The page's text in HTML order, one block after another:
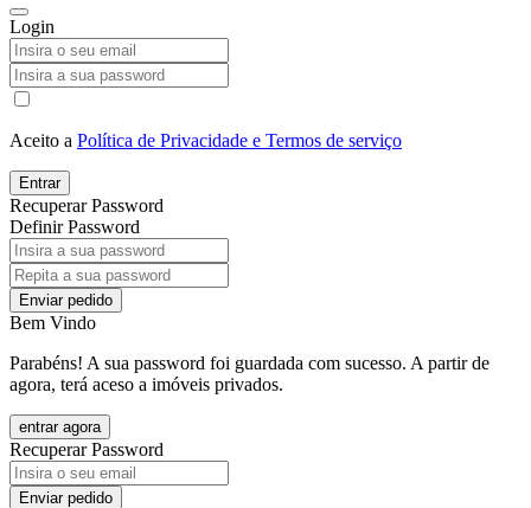
Login
Aceito a Política de Privacidade e Termos de serviço
Entrar
Recuperar Password
Definir Password
Enviar pedido
Bem Vindo
Parabéns! A sua password foi guardada com sucesso. A partir de
agora, terá aceso a imóveis privados.
entrar agora
Recuperar Password
Enviar pedido